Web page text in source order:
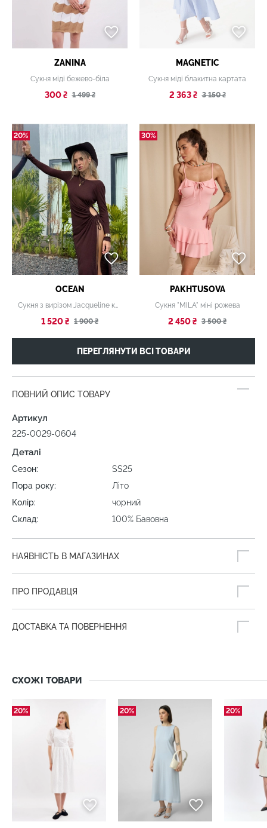
ZANINA
Сукня міді бежево-біла
300 ₴ 1 499 ₴
MAGNETIC
Сукня міді блакитна картата
2 363 ₴ 3 150 ₴
20%
OCEAN
Сукня з вирізом Jacqueline коричнева
1 520 ₴ 1 900 ₴
30%
PAKHTUSOVA
Сукня "MILA" міні рожева
2 450 ₴ 3 500 ₴
ПЕРЕГЛЯНУТИ ВСІ ТОВАРИ
ПОВНИЙ ОПИС ТОВАРУ
Артикул
225-0029-0604
Деталі
Сезон:
SS25
Пора року:
Літо
Колір:
чорний
Склад:
100% Бавовна
НАЯВНІСТЬ В МАГАЗИНАХ
ПРО ПРОДАВЦЯ
ДОСТАВКА ТА ПОВЕРНЕННЯ
СХОЖІ ТОВАРИ
20% 20% 20%